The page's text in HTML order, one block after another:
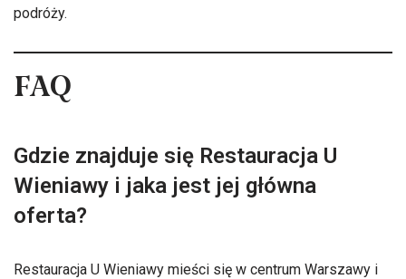
podróży.
FAQ
Gdzie znajduje się Restauracja U
Wieniawy i jaka jest jej główna
oferta?
Restauracja U Wieniawy mieści się w centrum Warszawy i